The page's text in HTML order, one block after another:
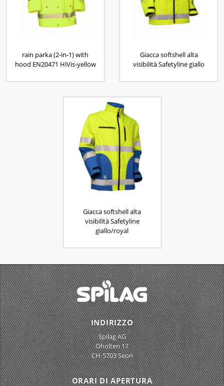
rain parka (2-in-1) with
hood EN20471 HiVis-yellow
Giacca softshell alta
visibilità Safetyline giallo
Giacca softshell alta
visibilità Safetyline
giallo/royal
INDIRIZZO
Spilag AG
Oholten 17
CH-5703 Seon
ORARI DI APERTURA